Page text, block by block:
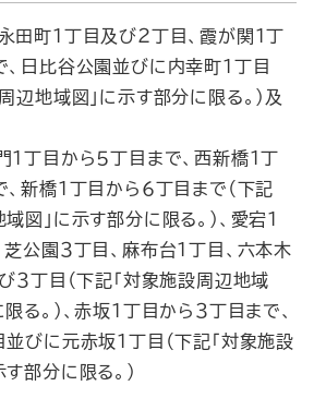
田町１丁目及び２丁目、霞が関１丁
、日比谷公園並びに内幸町１丁目
辺地域図」に示す部分に限る。）及
丁目から５丁目まで、西新橋１丁
新橋１丁目から６丁目まで（下記
図」に示す部分に限る。）、愛宕１
公園３丁目、麻布台１丁目、六本木
３丁目（下記「対象施設周辺地域
る。）、赤坂１丁目から３丁目まで、
並びに元赤坂１丁目（下記「対象施設
部分に限る。）